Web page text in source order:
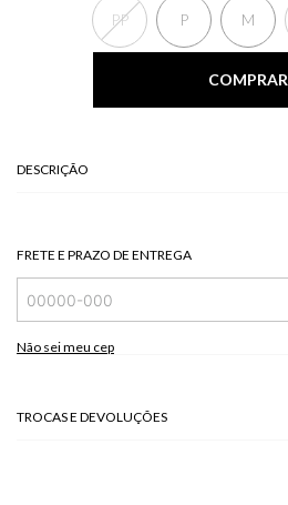
PP P M
COMPRAR
DESCRIÇÃO
96% POLIESTER + 4% ELASTANO
FRETE E PRAZO DE ENTREGA
Não sei meu cep
TROCAS E DEVOLUÇÕES